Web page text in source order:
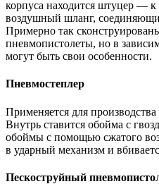
корпуса находится штуцер —
воздушный шланг,
Примерно так
пневмопистолеты, но в
могут быть свои особенности.
Пневмостеплер
Применяется для
Внутрь ставится обойма с
обоймы с помощью сжатого
в ударный механизм и
Пескоструйный